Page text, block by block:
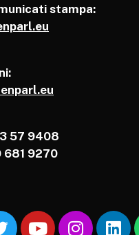
stampa:
57 9408
681 9270